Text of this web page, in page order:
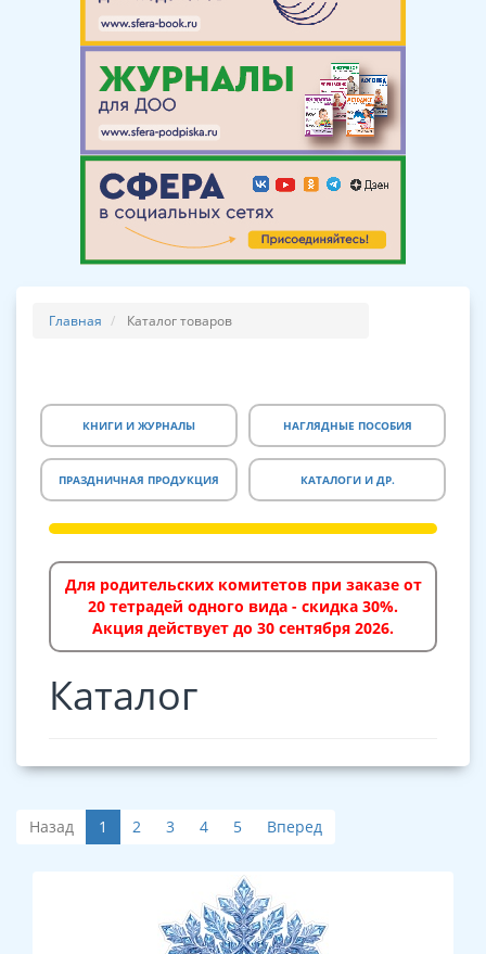
Главная Каталог товаров
КНИГИ И ЖУРНАЛЫ НАГЛЯДНЫЕ ПОСОБИЯ
ПРАЗДНИЧНАЯ ПРОДУКЦИЯ КАТАЛОГИ И ДР.
Для родительских комитетов при заказе от
20 тетрадей одного вида - скидка 30%.
Акция действует до 30 сентября 2026.
Каталог
Назад 1 2 3 4 5 Вперед